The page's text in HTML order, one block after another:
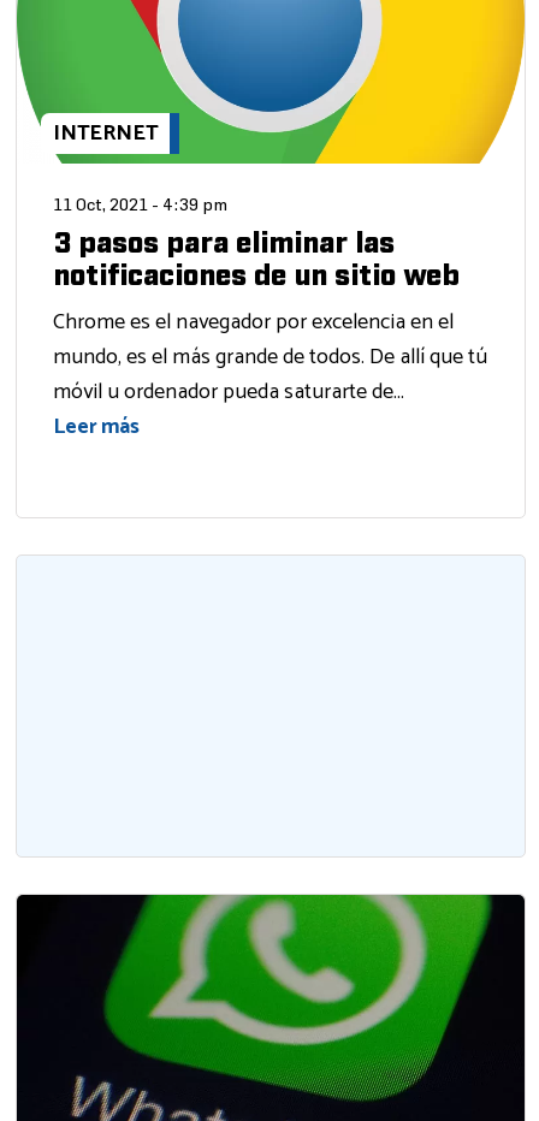
INTERNET
11 Oct, 2021 - 4:39 pm
3 pasos para eliminar las
notificaciones de un sitio web
Chrome es el navegador por excelencia en el
mundo, es el más grande de todos. De allí que tú
móvil u ordenador pueda saturarte de...
Leer más